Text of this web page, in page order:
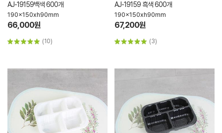
AJ-19159백색 600개
190x150xh90mm
66,000원
(10)
AJ-19159 흑색 600개
190x150xh90mm
67,200원
(3)